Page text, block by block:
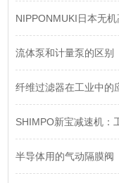
流体泵和计量泵的区别
纤维过滤器在工业中的
SHIMPO新宝减速机：
半导体用的气动隔膜阀